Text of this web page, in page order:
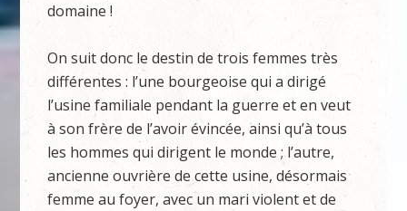
domaine !
On suit donc le destin de trois femmes très
différentes : l’une bourgeoise qui a dirigé
l’usine familiale pendant la guerre et en veut
à son frère de l’avoir évincée, ainsi qu’à tous
les hommes qui dirigent le monde ; l’autre,
ancienne ouvrière de cette usine, désormais
femme au foyer, avec un mari violent et de